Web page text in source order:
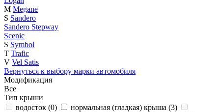
M Megane
S Sandero
Sandero Stepway
Scenic
S Symbol
T Trafic
V Vel Satis
Вернуться к выбору марки автомобиля
Модификация
Все
Тип крыши
водосток (0) нормальная (гладкая) крыша (3)